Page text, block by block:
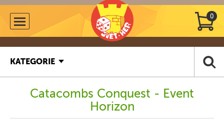
0
KATEGORIE
Catacombs Conquest - Event
Horizon